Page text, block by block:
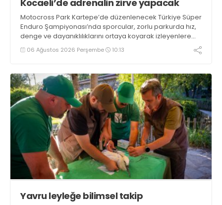
Kocaeli’de adrenalin zirve yapacak
Motocross Park Kartepe’de düzenlenecek Türkiye Süper
Enduro Şampiyonası’nda sporcular, zorlu parkurda hız,
denge ve dayanıklılıklarını ortaya koyarak izleyenlere
adrenalin dolu mücadeleler yaşatacak
06 Ağustos 2026 Perşembe 10:13
Yavru leyleğe bilimsel takip